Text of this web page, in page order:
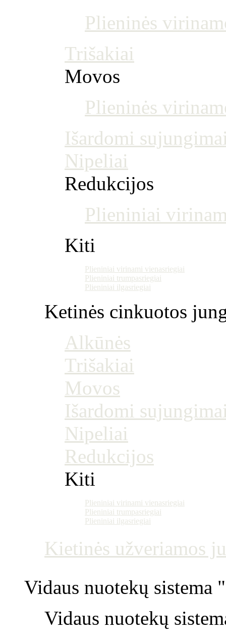
Plieninės
Trišakiai
Movos
Plieninės
Išardomi
Nipeliai
Redukcijos
Plieniniai
Kiti
Plieniniai virinami vienasriegiai
Plieniniai trumpasriegiai
Plieniniai ilgasriegiai
Ketinės cinkuotos
Alkūnės
Trišakiai
Movos
Išardomi
Nipeliai
Redukcijos
Kiti
Plieniniai virinami vienasriegiai
Plieniniai trumpasriegiai
Plieniniai ilgasriegiai
Kietinės
Vidaus nuotekų
Vidaus nuotekų